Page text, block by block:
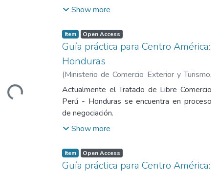
Show more
Loading...
Item Open Access
Guía práctica para Centro América:
Honduras
(Ministerio de Comercio Exterior y Turismo,
2013)Ministerio de Comercio Exterior y
Turismo
Actualmente el Tratado de Libre Comercio
Perú - Honduras se encuentra en proceso
de negociación.
Show more
Item Open Access
Guía práctica para Centro América: